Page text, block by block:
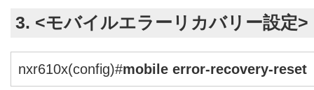
3. <モバイルエラーリカバリー設定>
nxr610x(config)#mobile error-recovery-reset